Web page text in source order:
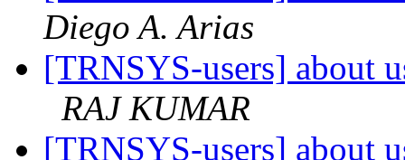
Diego A. Arias
[TRNSYS-users] about
RAJ KUMAR
[TRNSYS-users] about